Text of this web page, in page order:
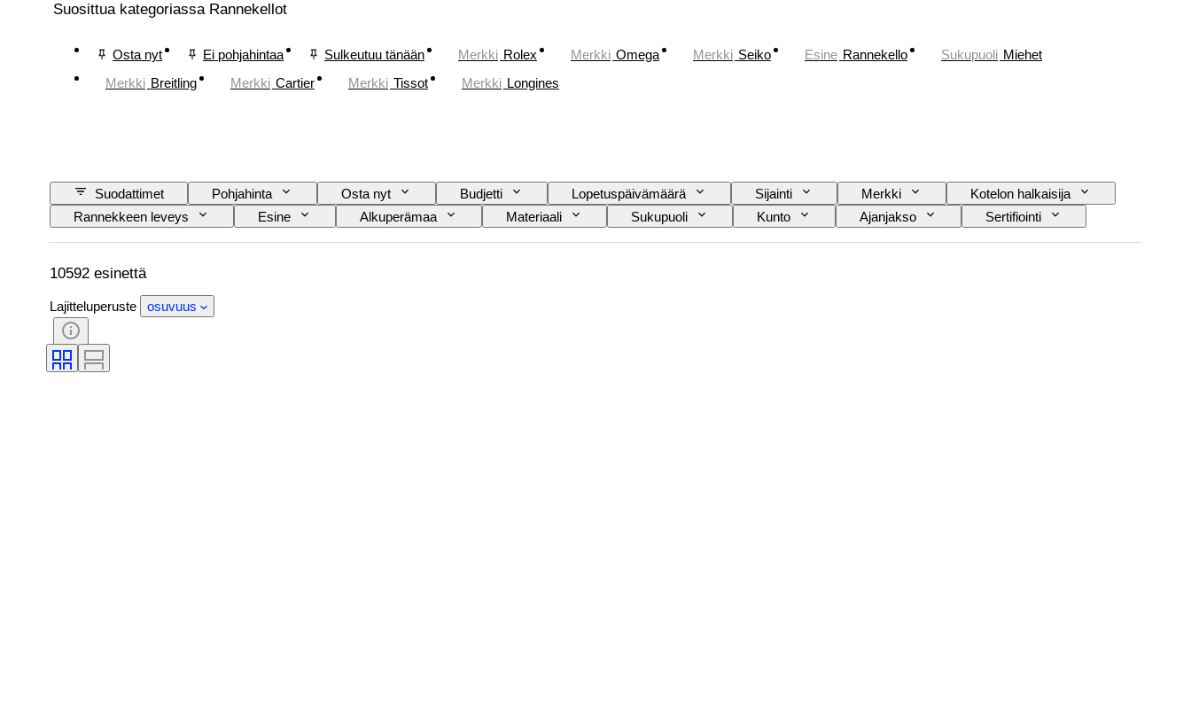
Suosittua kategoriassa Rannekellot
Osta nyt Ei pohjahintaa Sulkeutuu tänään Merkki Rolex Merkki Omega Merkki Seiko Esine Rannekello Sukupuoli Miehet
Merkki Breitling Merkki Cartier Merkki Tissot Merkki Longines
Suodattimet Pohjahinta Osta nyt Budjetti Lopetuspäivämäärä Sijainti Merkki
Kotelon halkaisija
Rannekkeen leveys
Esine Alkuperämaa Materiaali Sukupuoli Kunto Ajanjakso
Sertifiointi
Aihe
Tyylisuuntaus Sidonta Painos Kieli Väri Rannekellon liike
Aikakausi
10592 esinettä
Lajitteluperuste osuvuus